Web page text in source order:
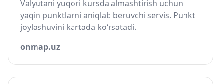
Valyutani yuqori kursda almashtirish uchun
yaqin punktlarni aniqlab beruvchi servis. Punkt
joylashuvini kartada ko‘rsatadi.
onmap.uz